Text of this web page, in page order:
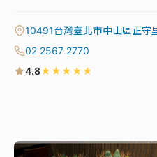
10491台灣臺北市中山區正守
02 2567 2770
4.8★★★★★